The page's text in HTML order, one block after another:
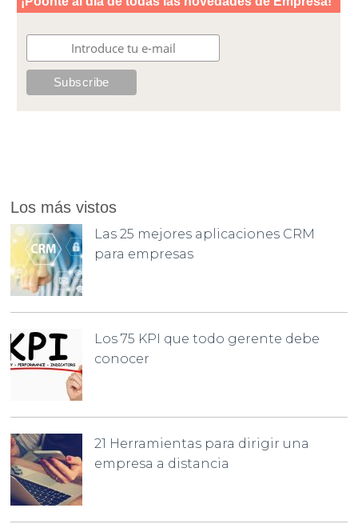
Los más vistos
Las 25 mejores aplicaciones CRM
para empresas
Los 75 KPI que todo gerente debe
conocer
21 Herramientas para dirigir una
empresa a distancia